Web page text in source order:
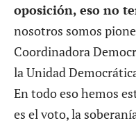
oposición, eso no
nosotros somos
Coordinadora
la Unidad
En todo eso hemos
es el voto, la